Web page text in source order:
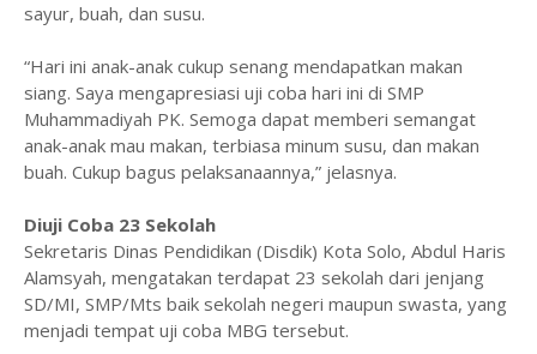
sayur, buah, dan susu.
“Hari ini anak-anak cukup senang mendapatkan makan
siang. Saya mengapresiasi uji coba hari ini di SMP
Muhammadiyah PK. Semoga dapat memberi semangat
anak-anak mau makan, terbiasa minum susu, dan makan
buah. Cukup bagus pelaksanaannya,” jelasnya.
Diuji Coba 23 Sekolah
Sekretaris Dinas Pendidikan (Disdik) Kota Solo, Abdul Haris
Alamsyah, mengatakan terdapat 23 sekolah dari jenjang
SD/MI, SMP/Mts baik sekolah negeri maupun swasta, yang
menjadi tempat uji coba MBG tersebut.